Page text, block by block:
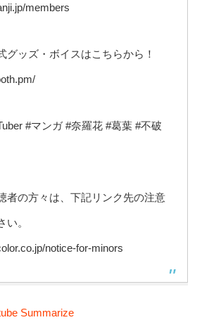
members
グッズ・ボイスはこちらから！
#マンガ #奈羅花 #葛葉 #不破
者の方々は、下記リンク先の注意
い。
notice-for-minors
Summarize